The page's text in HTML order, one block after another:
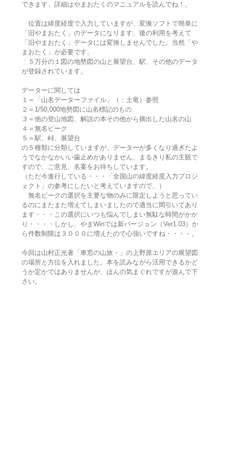
できます、詳細はやまおたくのマニュアルを読んでね！。
位置は緯度経度で入力していますが、変換ソフトで簡単に
「旧やまおたく」のデータになります、後の利用を考えて
「旧やまおたく」データには変換しませんでした。当然「や
まおたく」が必要です。
５万分の１図の地勢図の山と展望台、駅、その他のデータ
が登録されています。
データーに関しては
１＝「山名データーファイル」（：土竜）参照
２＝1/50,000地勢図に山名標記のもの
３＝他の登山地図、解説の本その他から摘出した山名の山
４＝無名ピーク
５＝駅、峠、展望台
の５種類に分類していますが、データーが多くなり過ぎたよ
うでなかなかいい歯止めがありません、まるきり私の主観で
すので、ご意見、名案をお待ちしています。
（ただ今進行している・・・「全国山の緯度経度入力プロジ
ェクト」の参考にしたいと考えていますので。）
無名ピークの選択を主要な物のみに限定しようと思ってい
るのにまたまた増えてしまいましたので適当に間引いてあり
ます・・・この選択にいつも悩んでしまい無駄な時間がかか
り・・・・しかし、やまWinでは新バージョン（Ver1.03）か
ら件数制限は３０００に増えたので心強いですね・・・・。
今回は山村正光著「車窓の山旅・」の上野原エリアの展望図
の場所と方位を入れました。本を読みながら活用できるかど
うか定かではありませんが、ほんの気まぐれですが遊んで下
さい。